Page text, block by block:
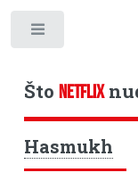
Što NETFLIX
Hasmukh